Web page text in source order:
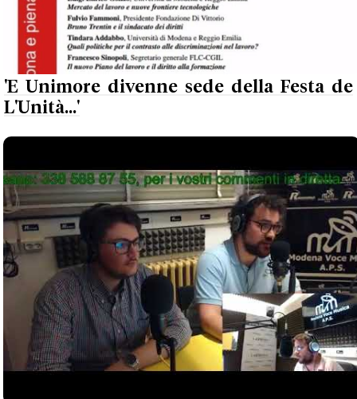
'E Unimore divenne sede della Festa de
L'Unità...'